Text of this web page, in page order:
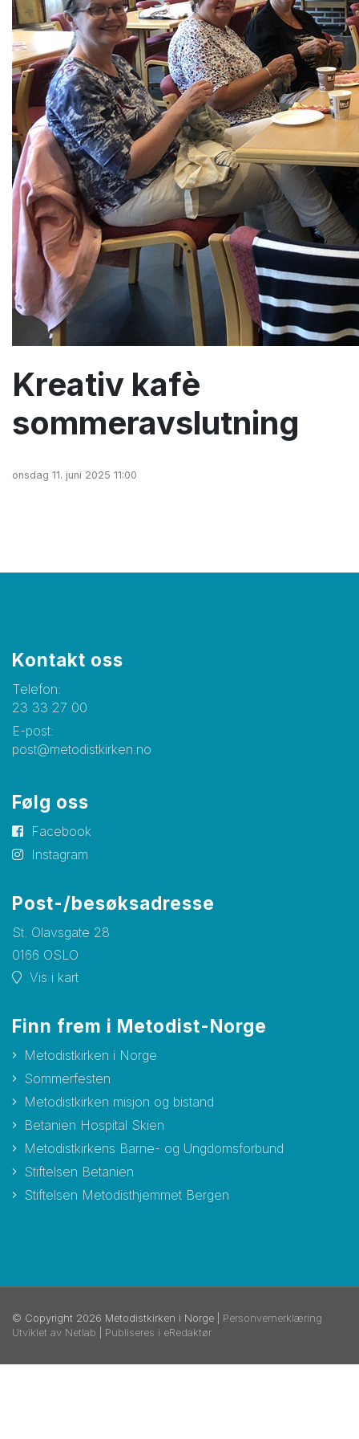
Kreativ kafè
sommeravslutning
onsdag 11. juni 2025 11:00
Kontakt oss
Telefon:
23 33 27 00
E-post:
post@metodistkirken.no
Følg oss
Facebook
Instagram
Post-/besøksadresse
St. Olavsgate 28
0166 OSLO
Vis i kart
Finn frem i Metodist-Norge
Metodistkirken i Norge
Sommerfesten
Metodistkirken misjon og bistand
Betanien Hospital Skien
Metodistkirkens Barne- og Ungdomsforbund
Stiftelsen Betanien
Stiftelsen Metodisthjemmet Bergen
© Copyright 2026 Metodistkirken i Norge | Personvernerklæring
Utviklet av Netlab
Publiseres i eRedaktør